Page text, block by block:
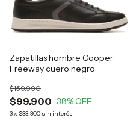
Zapatillas hombre Cooper
Freeway cuero negro
$99.900
$159.990
38% OFF
3x $33.300 sin interés